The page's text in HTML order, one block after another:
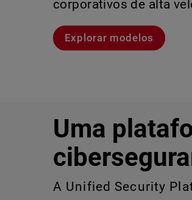
corporativos de alta
Explorar modelos
Explore o CloudDR
Conheça Rai
Conheça o WatchGuard
Uma
A Unified Security